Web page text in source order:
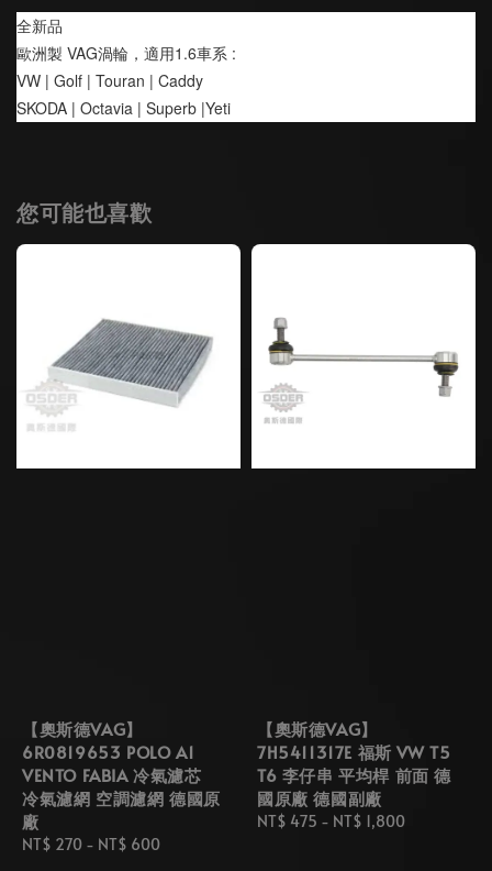
全新品
歐洲製 VAG渦輪，適用1.6車系 :
VW | Golf | Touran | Caddy
SKODA | Octavia | Superb |Yeti
您可能也喜歡
【奧斯德VAG】
6R0819653 POLO A1
VENTO FABIA 冷氣濾芯
冷氣濾網 空調濾網 德國原
廠
Regular
NT$ 270 - NT$ 600
【奧斯德VAG】
7H5411317E 福斯 VW T5
T6 李仔串 平均桿 前面 德
國原廠 德國副廠
Regular
NT$ 475 - NT$ 1,800